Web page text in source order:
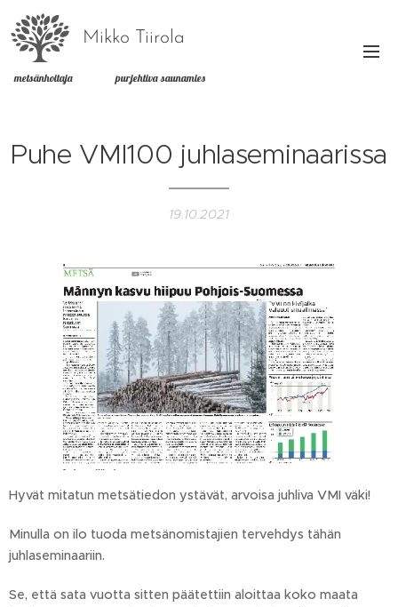
Mikko Tiirola
metsänhoitaja purjehtiva saunamies
Puhe VMI100 juhlaseminaarissa
19.10.2021
Hyvät mitatun metsätiedon ystävät, arvoisa juhliva VMI väki!
Minulla on ilo tuoda metsänomistajien tervehdys tähän
juhlaseminaariin.
Se, että sata vuotta sitten päätettiin aloittaa koko maata